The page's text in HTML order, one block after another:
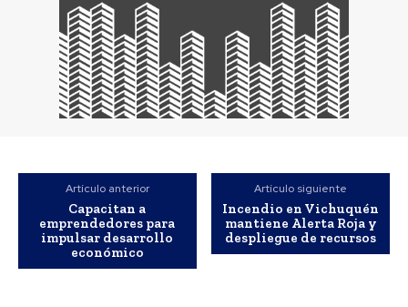
Artículo anterior
Capacitan a
emprendedores para
impulsar desarrollo
económico
Artículo siguiente
Incendio en Vichuquén
mantiene Alerta Roja y
despliegue de recursos